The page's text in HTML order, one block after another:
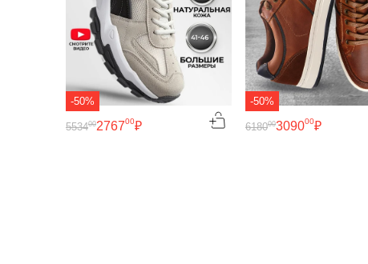
-50%
276700₽
553400
-50%
309000₽
618000